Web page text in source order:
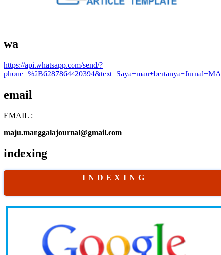
wa
https://api.whatsapp.com/send/?
email
EMAIL :
maju.manggalajournal@gmail.com
indexing
I N D E X I N G